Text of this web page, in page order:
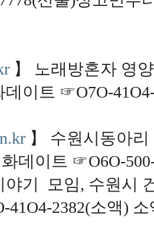
】 노래방혼자 영
데이트 ☞O7O-
】 수원시동아
데이트 ☞O6O-
야기 모임, 수원시
2382(소액)